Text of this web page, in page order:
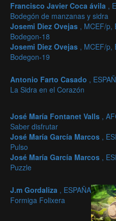
Francisco Javier Coca ávila ,
Bodegón de manzanas y sidra
Josemi Diez Ovejas , MCEF/p,
Bodegon-18
Josemi Diez Ovejas , MCEF/p,
Bodegon-19
Antonio Farto Casado ,
La Sidra en el Corazón
José María Fontanet Valls ,
Saber disfrutar
José María García Marcos ,
Pulso
José María García Marcos ,
Puzzle
J.m Gordaliza , ESPAÑA
Formiga Folixera